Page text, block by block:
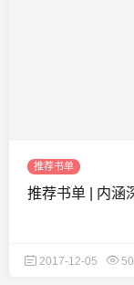
推荐书单
推荐书单 | 内涵
2017-12-05